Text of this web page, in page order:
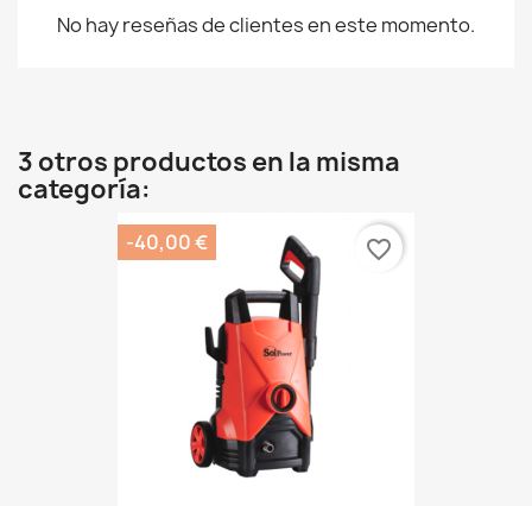
No hay reseñas de clientes en este momento.
3 otros productos en la misma
categoría:
-40,00 € favorite_border